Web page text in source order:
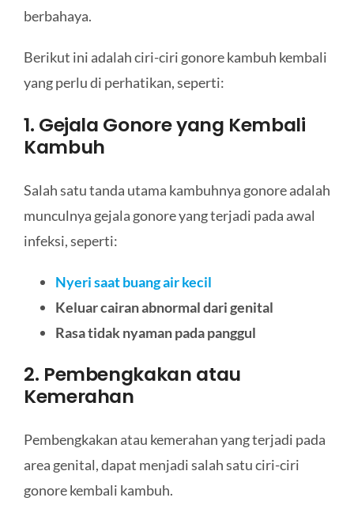
berbahaya.
Berikut ini adalah ciri-ciri gonore kambuh kembali
yang perlu di perhatikan, seperti:
1. Gejala Gonore yang Kembali
Kambuh
Salah satu tanda utama kambuhnya gonore adalah
munculnya gejala gonore yang terjadi pada awal
infeksi, seperti:
Nyeri saat buang air kecil
Keluar cairan abnormal dari genital
Rasa tidak nyaman pada panggul
2. Pembengkakan atau
Kemerahan
Pembengkakan atau kemerahan yang terjadi pada
area genital, dapat menjadi salah satu ciri-ciri
gonore kembali kambuh.